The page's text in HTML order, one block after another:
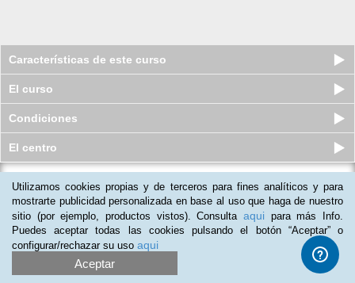
Características de este curso
El curso
Condiciones
El centro
Curso online de Sanidad de las
Plantas
Plazas limitadas
$85usd $39usd
Utilizamos cookies propias y de terceros para fines analíticos y para
mostrarte publicidad personalizada en base al uso que haga de nuestro
sitio (por ejemplo, productos vistos). Consulta aqui para más Info.
Puedes aceptar todas las cookies pulsando el botón “Aceptar” o
configurar/rechazar su uso aqui
Aceptar